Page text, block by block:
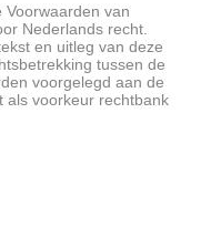
Voorwaarden van
Nederlands recht.
en uitleg van deze
tussen de
voorgelegd aan de
als voorkeur rechtbank